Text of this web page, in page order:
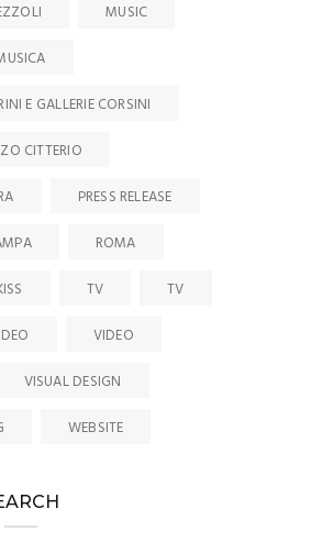
MUSIC
E GALLERIE CORSINI
CITTERIO
PRESS RELEASE
ROMA
TV
TV
VIDEO
VISUAL DESIGN
WEBSITE